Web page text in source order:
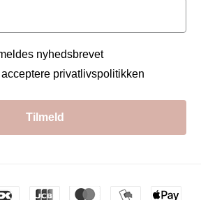
nyhedsbrevet
privatlivspolitikken
Tilmeld